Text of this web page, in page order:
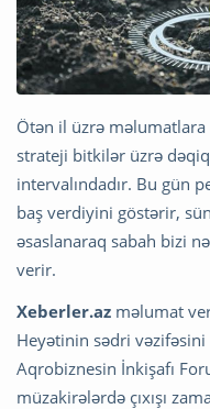
Ötən il üzrə məlumatlara
strateji bitkilər üzrə
intervalındadır. Bu gün
baş verdiyini göstərir,
əsaslanaraq sabah bizi
verir.
Xeberler.az məlumat
Heyətinin sədri
Aqrobiznesin İnkişafı
müzakirələrdə çıxışı